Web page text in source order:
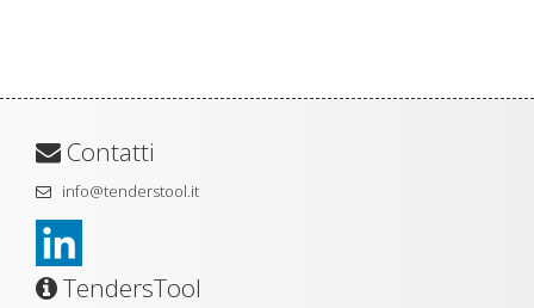
Contatti
info@tenderstool.it
TendersTool